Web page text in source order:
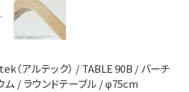
（アルテック） / TABLE 90B / バーチ
ム / ラウンドテーブル / φ75cm